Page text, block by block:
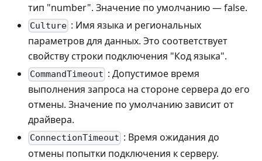
тип "number". Значение по умолчанию — false.
Culture : Имя языка и региональных
параметров для данных. Это соответствует
свойству строки подключения "Код языка".
CommandTimeout : Допустимое время
выполнения запроса на стороне сервера до его
отмены. Значение по умолчанию зависит от
драйвера.
ConnectionTimeout : Время ожидания до
отмены попытки подключения к серверу.